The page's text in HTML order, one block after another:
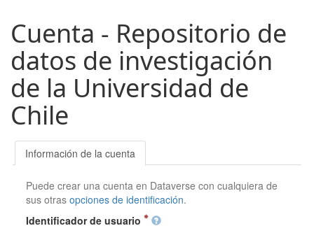
Cuenta - Repositorio de
datos de investigación
de la Universidad de
Chile
Información de la cuenta
Puede crear una cuenta en Dataverse con cualquiera de
sus otrasopciones de identificación.
Identificador de usuario